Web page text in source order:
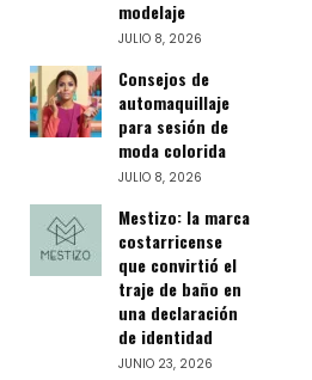
modelaje
JULIO 8, 2026
Consejos de
automaquillaje
para sesión de
moda colorida
JULIO 8, 2026
Mestizo: la marca
costarricense
que convirtió el
traje de baño en
una declaración
de identidad
JUNIO 23, 2026